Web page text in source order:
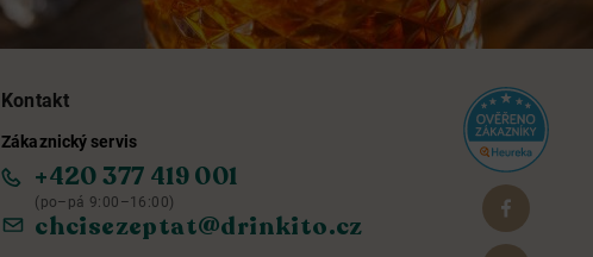
Kontakt
Zákaznický servis
+420 377 419 001
(po–pá 9:00–16:00)
chcisezeptat@drinkito.cz